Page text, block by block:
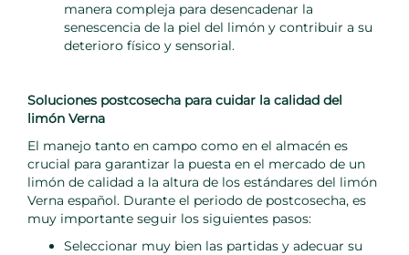
manera compleja para desencadenar la
senescencia de la piel del limón y contribuir a su
deterioro físico y sensorial.
Soluciones postcosecha para cuidar la calidad del
limón Verna
El manejo tanto en campo como en el almacén es
crucial para garantizar la puesta en el mercado de un
limón de calidad a la altura de los estándares del limón
Verna español. Durante el periodo de postcosecha, es
muy importante seguir los siguientes pasos:
Seleccionar muy bien las partidas y adecuar su